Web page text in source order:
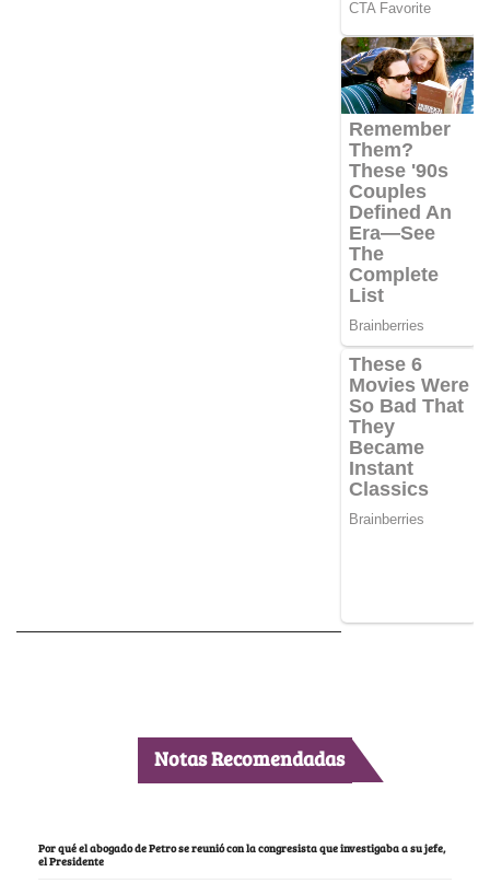
Notas Recomendadas
Por qué el abogado de Petro se reunió con la congresista que investigaba a su jefe,
el Presidente